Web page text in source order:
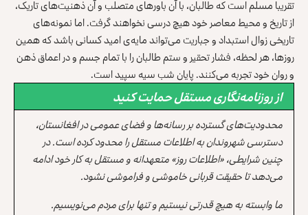
تقریبا مسلم است که طالبان، با آن باورهای متصلب و آن ذهنیت‌های تاریک،
از تاریخ و محیط معاصر خود هیچ درسی نخواهند گرفت. اما نمونه‌های
تاریخی زوال استبداد و جباریت می‌تواند مایه‌ی امید کسانی باشد که همین
روزها، هر لحظه، فشار تحقیر و ستم طالبان را با تمام جسم و در اعماق ذهن
و روان خود تجربه می‌کنند. پایان شب سیه سپید است.
از روزنامه‌نگاری مستقل حمایت کنید
محدودیت‌های گسترده بر رسانه‌ها و فضای عمومی در افغانستان،
دسترسی شهروندان به اطلاعات مستقل را محدود کرده است. در
چنین شرایطی، «اطلاعات روز» متعهدانه و مستقل به کار خود ادامه
می‌دهد تا حقیقت قربانی خاموشی و فراموشی نشود.
ما وابسته به هیچ قدرتی نیستیم و تنها برای مردم می‌نویسیم.